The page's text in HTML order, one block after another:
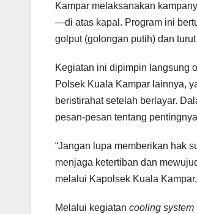
Kampar melaksanakan
—di atas kapal. Program ini
golput (golongan putih) dan
Kegiatan ini dipimpin langsung
Polsek Kuala Kampar lainnya,
beristirahat setelah berlayar.
pesan-pesan tentang
“Jangan lupa memberikan hak
menjaga ketertiban dan
melalui Kapolsek Kuala
Melalui kegiatan cooling system